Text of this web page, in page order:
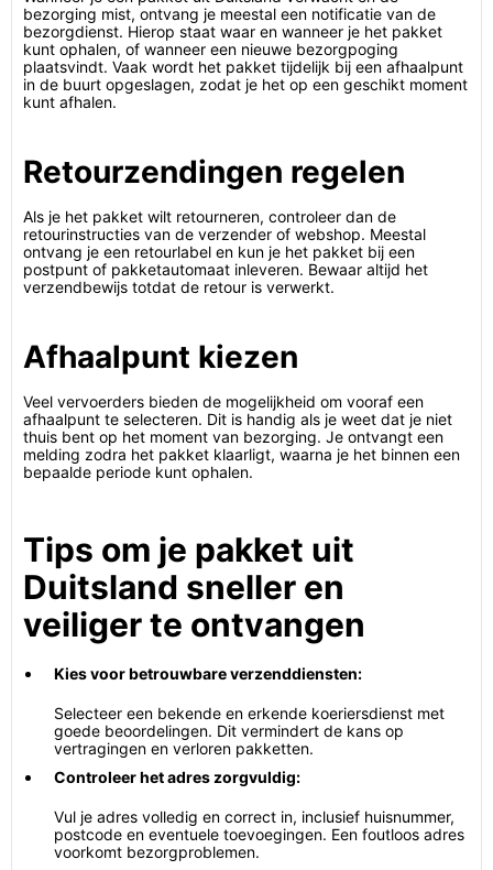
bezorging mist, ontvang je meestal een notificatie van de
bezorgdienst. Hierop staat waar en wanneer je het pakket
kunt ophalen, of wanneer een nieuwe bezorgpoging
plaatsvindt. Vaak wordt het pakket tijdelijk bij een afhaalpunt
in de buurt opgeslagen, zodat je het op een geschikt moment
kunt afhalen.
Retourzendingen regelen
Als je het pakket wilt retourneren, controleer dan de
retourinstructies van de verzender of webshop. Meestal
ontvang je een retourlabel en kun je het pakket bij een
postpunt of pakketautomaat inleveren. Bewaar altijd het
verzendbewijs totdat de retour is verwerkt.
Afhaalpunt kiezen
Veel vervoerders bieden de mogelijkheid om vooraf een
afhaalpunt te selecteren. Dit is handig als je weet dat je niet
thuis bent op het moment van bezorging. Je ontvangt een
melding zodra het pakket klaarligt, waarna je het binnen een
bepaalde periode kunt ophalen.
Tips om je pakket uit
Duitsland sneller en
veiliger te ontvangen
Kies voor betrouwbare verzenddiensten:
Selecteer een bekende en erkende koeriersdienst met
goede beoordelingen. Dit vermindert de kans op
vertragingen en verloren pakketten.
Controleer het adres zorgvuldig:
Vul je adres volledig en correct in, inclusief huisnummer,
postcode en eventuele toevoegingen. Een foutloos adres
voorkomt bezorgproblemen.